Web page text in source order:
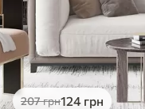
207грн124 грн